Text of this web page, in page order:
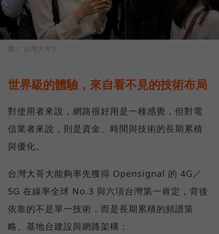
圖／ 台灣大哥大
世界級的體驗，來自看不見的技術布局
對使用者來說，網路很好用是一種感覺，但對電
信業者來說，則是資金、時間與技術的長期累積
與優化。
台灣大哥大能夠率先獲得 Opensignal 的 4G／
5G 在線率全球 No.3 與六項台灣第一肯定，背後
依靠的不是單一技術，而是長期累積的頻譜策
略、基地台建設與網路架構：